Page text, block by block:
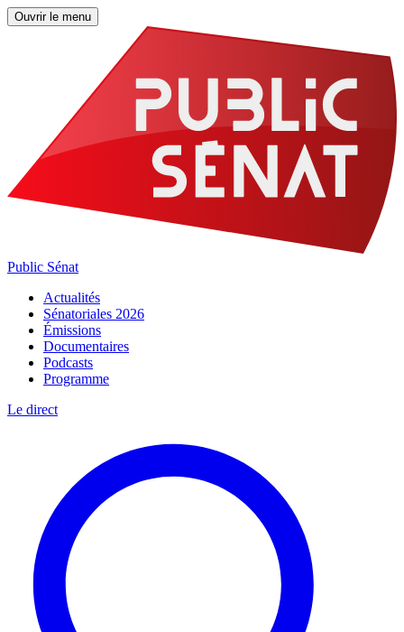
Ouvrir le menu
Public Sénat
Actualités
Sénatoriales 2026
Émissions
Documentaires
Podcasts
Programme
Le direct